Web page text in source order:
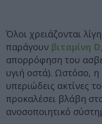
Όλοι χρειάζονται
παράγουν βιταμίνη D,
απορρόφηση του
υγιή οστά). Ωστόσο, η
υπεριώδεις ακτίνες
προκαλέσει βλάβη
ανοσοποιητικό